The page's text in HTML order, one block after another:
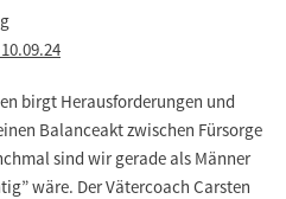
birgt Herausforderungen und
Balanceakt zwischen Fürsorge
sind wir gerade als Männer
wäre. Der Vätercoach Carsten